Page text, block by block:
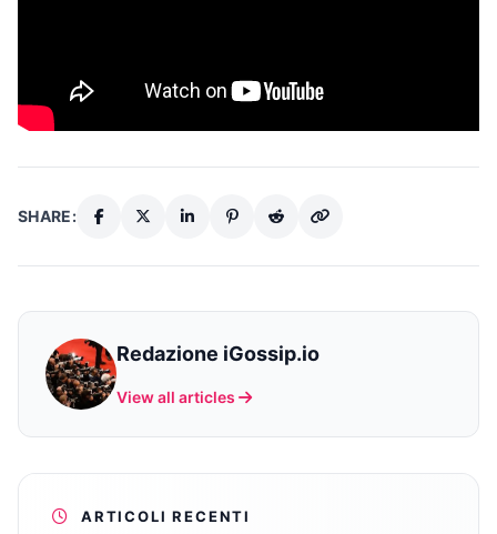
SHARE:
Redazione iGossip.io
View all articles
ARTICOLI RECENTI